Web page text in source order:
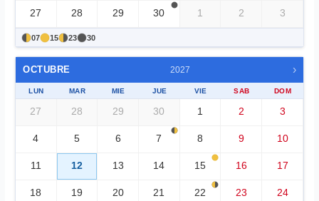
27 28 29 30 1 2 3
07 15 23 30
OCTUBRE 2027 ›
LUN MAR MIE JUE VIE SAB DOM
27 28 29 30 1 2 3
4 5 6 7 8 9 10
11 12 13 14 15 16 17
18 19 20 21 22 23 24